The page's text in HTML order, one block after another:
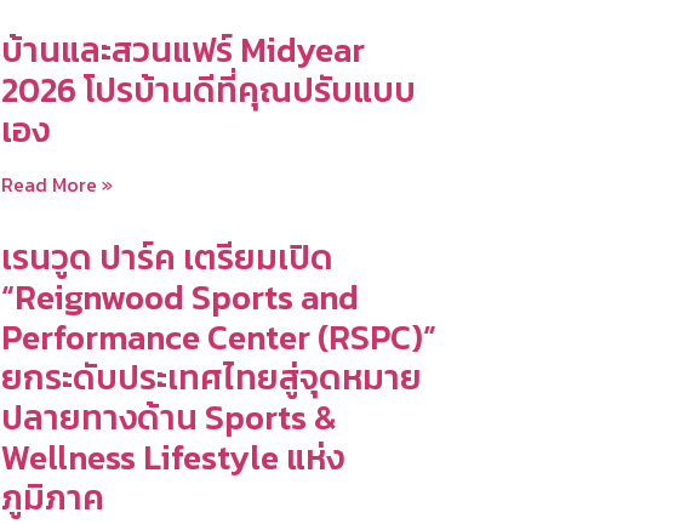
บ้านและสวนแฟร์ Midyear
2026 โปรบ้านดีที่คุณปรับแบบ
เอง
Read More »
เรนวูด ปาร์ค เตรียมเปิด
“Reignwood Sports and
Performance Center (RSPC)”
ยกระดับประเทศไทยสู่จุดหมาย
ปลายทางด้าน Sports &
Wellness Lifestyle แห่ง
ภูมิภาค